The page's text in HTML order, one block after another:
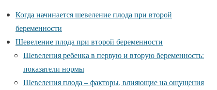
Когда начинается шевеление плода при второй
беременности
Шевеление плода при второй беременности
Шевеления ребенка в первую и вторую беременность:
показатели нормы
Шевеления плода – факторы, влияющие на ощущения